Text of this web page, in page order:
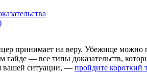
принимает на веру. Убежище
— все типы доказательств,
вашей ситуации, — пройдите короткий